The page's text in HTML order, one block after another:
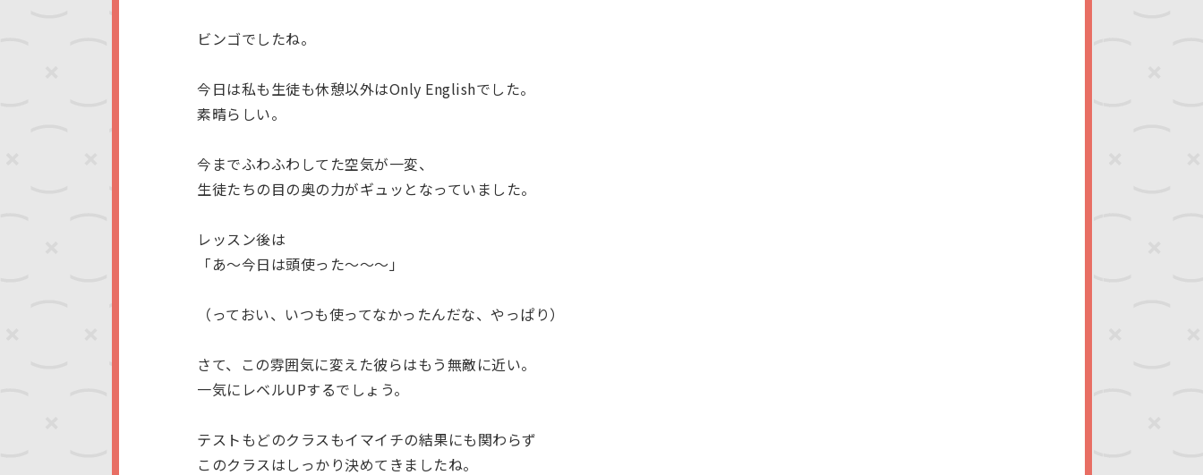
ビンゴでしたね。
今日は私も生徒も休憩以外はOnly Englishでした。
素晴らしい。
今までふわふわしてた空気が一変、
生徒たちの目の奥の力がギュッとなっていました。
レッスン後は
「あ～今日は頭使った～～～」
（っておい、いつも使ってなかったんだな、やっぱり）
さて、この雰囲気に変えた彼らはもう無敵に近い。
一気にレベルUPするでしょう。
テストもどのクラスもイマイチの結果にも関わらず
このクラスはしっかり決めてきましたね。